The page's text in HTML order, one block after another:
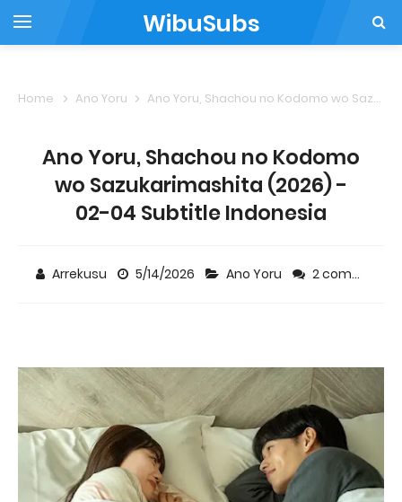
WibuSubs
Home Ano Yoru Ano Yoru, Shachou no Kodomo wo Sazukarimashita (2026) - 02-04 Subtitle Indonesia
Ano Yoru, Shachou no Kodomo
wo Sazukarimashita (2026) -
02-04 Subtitle Indonesia
Arrekusu 5/14/2026 Ano Yoru 2 comments